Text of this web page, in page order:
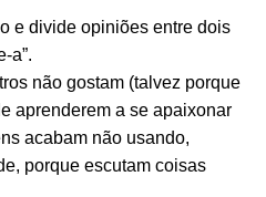
e divide opiniões entre dois
a”.
não gostam (talvez porque
aprenderem a se apaixonar
acabam não usando,
porque escutam coisas